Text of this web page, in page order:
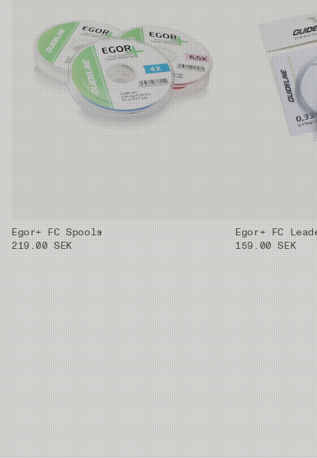
0.165 mm 2.5 kg 50m
0.185 mm 2.84 kg
1X 0.26 mm 5.14 kg 50m
0X 0.285 mm 6.6 kg 50m
01X 0.33 mm 8.17 kg 50m
02X 0.37 mm 10.19 kg 50m
03X 0.405 mm 11.59 kg 50m
Egor+ FC Spools
219.00 SEK
Egor+ FC
159.00 SEK